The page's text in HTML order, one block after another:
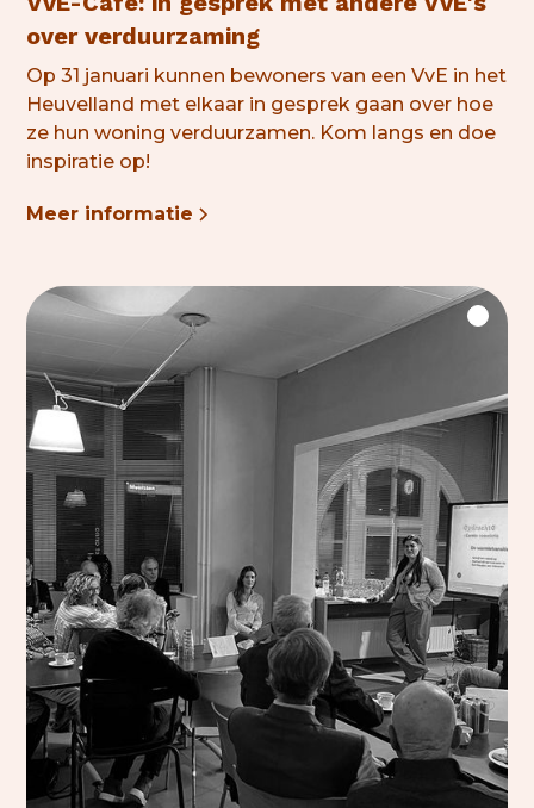
over verduurzaming
Op 31 januari kunnen bewoners van een VvE in het
Heuvelland met elkaar in gesprek gaan over hoe
ze hun woningverduurzamen. Kom langs en doe
inspiratie op!
Meer informatie